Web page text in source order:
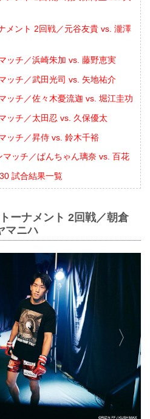
メント 2回戦／元谷友貴 vs. 瀧澤
ッチ／浜崎朱加 vs. 藤野恵実
ッチ／武田光司 vs. 矢地祐介
ッチ／佐々木憂流迦 vs. 堀江圭功
ッチ／太田忍 vs. 久保優太
ッチ／昇侍 vs. 鈴木千裕
ッチ／ぱんちゃん璃奈 vs. 百花
試合結果一覧
ーナメント 2回戦／朝倉
マニハ